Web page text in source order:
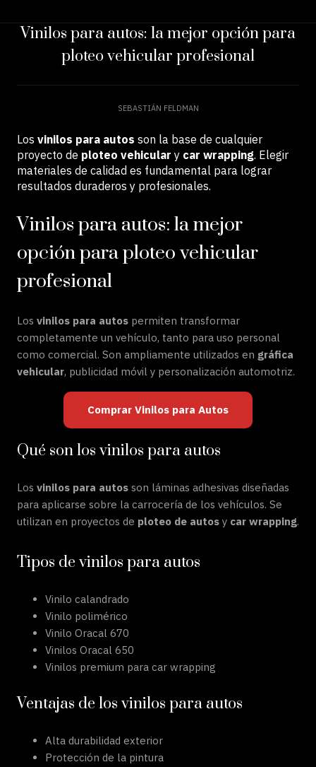
Vinilos para autos: la mejor opción para
ploteo vehicular profesional
SEBASTIÁN FELDMAN
Los vinilos para autos son la base de cualquier
proyecto de ploteo vehicular y car wrapping. Elegir
materiales de calidad es fundamental para lograr
resultados duraderos y profesionales.
Vinilos para autos: la mejor
opción para ploteo vehicular
profesional
Los vinilos para autos permiten transformar
completamente un vehículo, tanto para uso personal
como comercial. Son ampliamente utilizados en gráfica
vehicular, publicidad móvil y personalización automotriz.
Comprar Vinilos para Autos
Qué son los vinilos para autos
Los vinilos para autos son láminas adhesivas diseñadas
para aplicarse sobre la carrocería de los vehículos. Se
utilizan en proyectos de ploteo de autos y car wrapping.
Tipos de vinilos para autos
Vinilo calandrado
Vinilo polimérico
Vinilo Oracal 670
Vinilos Oracal 650
Vinilos premium para car wrapping
Ventajas de los vinilos para autos
Alta durabilidad exterior
Protección de la pintura